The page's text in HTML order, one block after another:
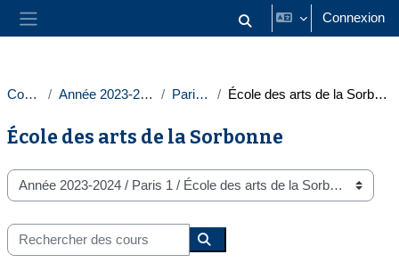
Panneau latéral Activer/désactiver la saisie
Connexion
Cours Année 2023-2024 Paris 1 École des arts de la Sorbonne
École des arts de la Sorbonne
Catégories de cours
Rechercher des cours